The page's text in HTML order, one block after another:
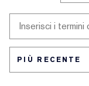
LE
PER
DELLA